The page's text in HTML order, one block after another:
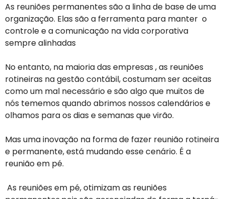
As reuniões permanentes são a linha de base de uma
organização. Elas são a ferramenta para manter o
controle e a comunicação na vida corporativa
sempre alinhadas
No entanto, na maioria das empresas , as reuniões
rotineiras na gestão contábil, costumam ser aceitas
como um mal necessário e são algo que muitos de
nós tememos quando abrimos nossos calendários e
olhamos para os dias e semanas que virão.
Mas uma inovação na forma de fazer reunião rotineira
e permanente, está mudando esse cenário. É a
reunião em pé.
As reuniões em pé, otimizam as reuniões